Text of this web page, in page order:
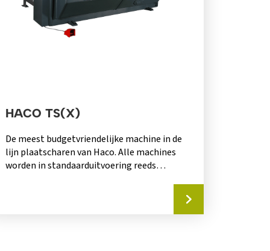
HACO TS(X)
De meest budgetvriendelijke machine in de
lijn plaatscharen van Haco. Alle machines
worden in standaarduitvoering reeds